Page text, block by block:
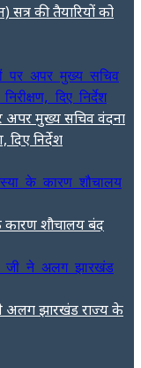
सत्र की तैयारियों को
अपर मुख्य सचिव वंदना
दिए निर्देश
कारण शौचालय बंद
अलग झारखंड राज्य के